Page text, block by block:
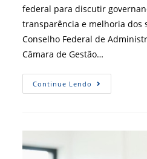
federal para discutir
transparência e melhoria dos
Conselho Federal de
Câmara de Gestão…
Continue Lendo CFA
Participa
Apresenta